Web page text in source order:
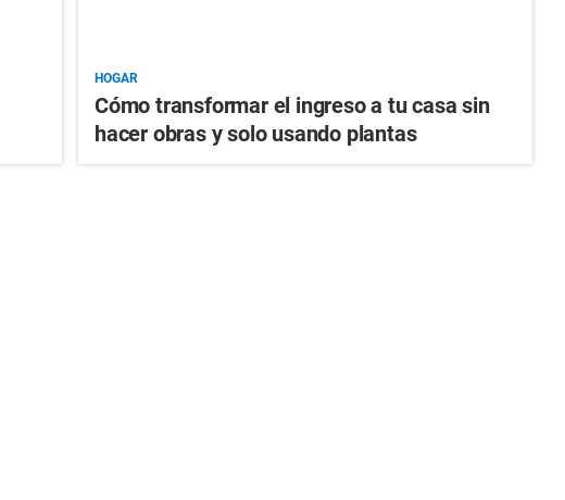
HOGAR
Cómo transformar el ingreso a tu casa sin
hacer obras y solo usando plantas